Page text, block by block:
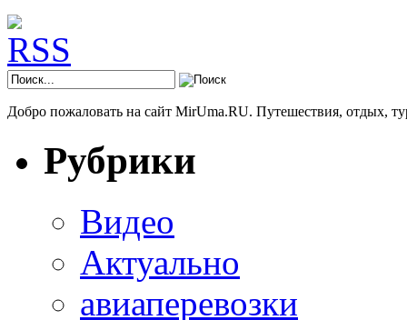
Добро пожаловать на сайт MirUma.RU. Путешествия, отдых,
Рубрики
Видео
Актуально
авиаперевозки